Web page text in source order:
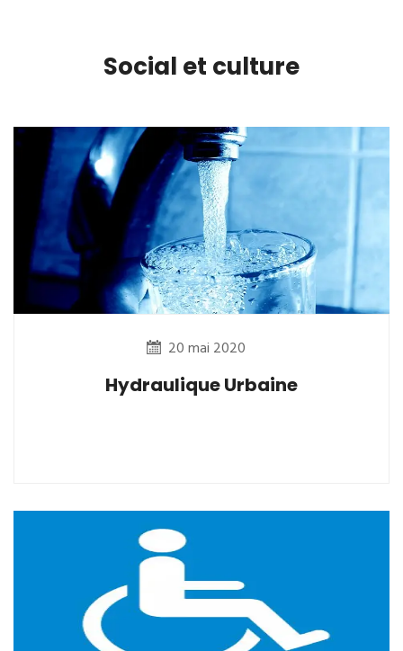
Social et culture
20 mai 2020
Hydraulique Urbaine